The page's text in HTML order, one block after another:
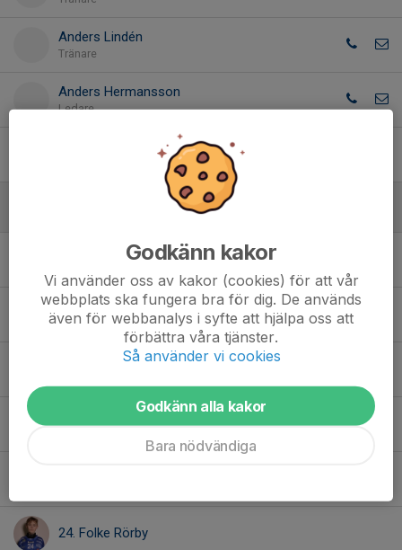
Anders Lindén
Tränare
Anders Hermansson
Ledare
Viktor Martinsson
1. Adam Johansson
29. Alwin Renlund
58. August Storm
24. Folke Rörby
Godkänn kakor
Vi använder oss av kakor (cookies) för att vår
webbplats ska fungera bra för dig. De används
även för webbanalys i syfte att hjälpa oss att
förbättra våra tjänster.
Så använder vi cookies
Godkänn alla kakor
Bara nödvändiga